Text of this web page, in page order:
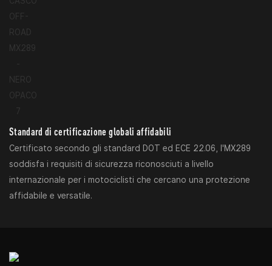
Standard di certificazione globali affidabili
Certificato secondo gli standard DOT ed ECE 22.06, l'MX289
soddisfa i requisiti di sicurezza riconosciuti a livello
internazionale per i motociclisti che cercano una protezione
affidabile e versatile.